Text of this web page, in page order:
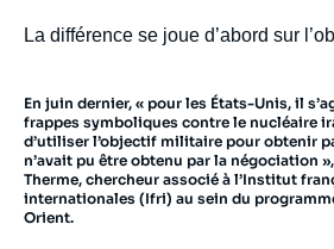
La différence se joue d’abord sur
En juin dernier, « pour les États-Unis, il
frappes symboliques contre le nucléaire
d’utiliser l’objectif militaire pour obtenir
n’avait pu être obtenu par la négociation
Therme, chercheur associé à l’Institut
internationales (Ifri) au sein du
Orient.